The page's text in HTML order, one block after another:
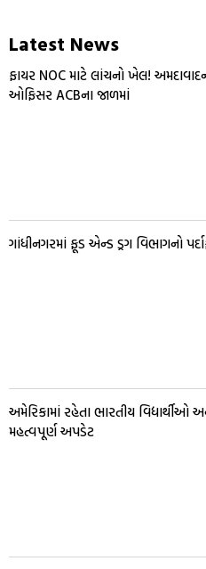
Latest News
ફાયર NOC માટે લાંચનો ખેલ!
ઓફિસર ACBના જાળમાં
ગાંધીનગરમાં ફૂડ એન્ડ ડ્રગ વિભાગનો
અમેરિકામાં રહેતા ભારતીય વિદ્યાર્થીઓ
મહત્વપૂર્ણ અપડેટ